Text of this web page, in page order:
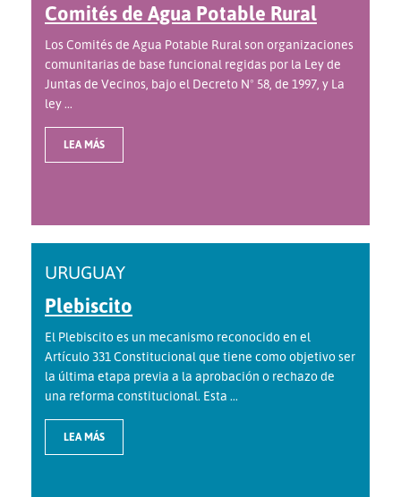
Comités de Agua Potable Rural
Los Comités de Agua Potable Rural son organizaciones
comunitarias de base funcional regidas por la Ley de
Juntas de Vecinos, bajo el Decreto Nº 58, de 1997, y La
ley ...
LEA MÁS
URUGUAY
Plebiscito
El Plebiscito es un mecanismo reconocido en el
Artículo 331 Constitucional que tiene como objetivo ser
la última etapa previa a la aprobación o rechazo de
una reforma constitucional. Esta ...
LEA MÁS